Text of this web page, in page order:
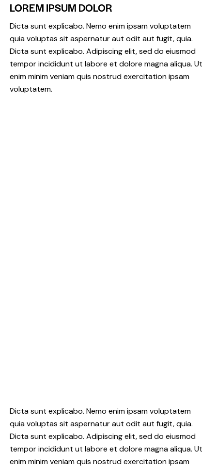
LOREM IPSUM DOLOR
Dicta sunt explicabo. Nemo enim ipsam voluptatem
quia voluptas sit aspernatur aut odit aut fugit, quia.
Dicta sunt explicabo. Adipiscing elit, sed do eiusmod
tempor incididunt ut labore et dolore magna aliqua. Ut
enim minim veniam quis nostrud exercitation ipsam
voluptatem.
Dicta sunt explicabo. Nemo enim ipsam voluptatem
quia voluptas sit aspernatur aut odit aut fugit, quia.
Dicta sunt explicabo. Adipiscing elit, sed do eiusmod
tempor incididunt ut labore et dolore magna aliqua. Ut
enim minim veniam quis nostrud exercitation ipsam